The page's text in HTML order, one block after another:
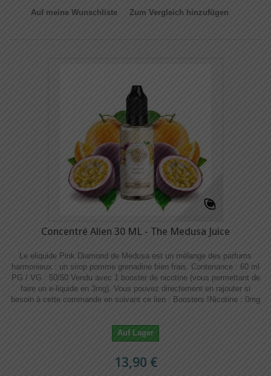
Auf meine Wunschliste Zum Vergleich hinzufügen
Concentré Alien 30 ML - The Medusa Juice
Le eliquide Pink Diamond de Medusa est un mélange des parfums
harmonieux : un sirop pomme grenadine bien frais. Contenance : 60 ml
PG / VG : 50/50 Vendu avec 1 booster de nicotine (vous permettant de
faire un e-liquide en 3mg). Vous pouvez directement en rajouter si
besoin à cette commande en suivant ce lien : Boosters !​​ Nicotine : 0mg
Auf Lager
13,90 €